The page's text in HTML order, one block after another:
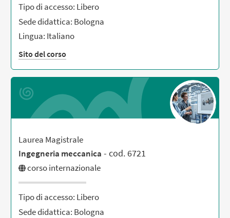
Tipo di accesso: Libero
Sede didattica: Bologna
Lingua: Italiano
Sito del corso
Laurea Magistrale
Ingegneria meccanica - cod. 6721
corso internazionale
Tipo di accesso: Libero
Sede didattica: Bologna